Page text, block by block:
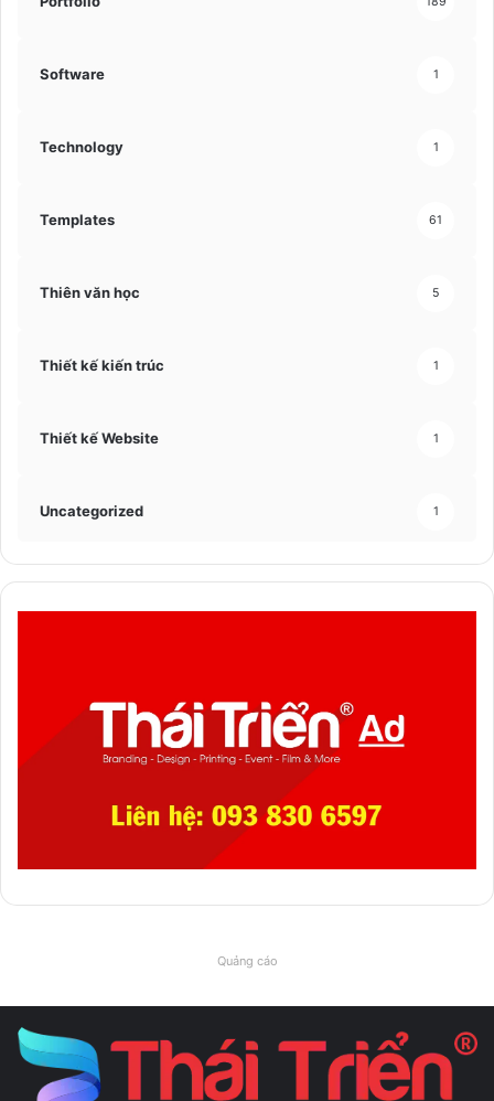
Software 1
Technology 1
Templates 61
Thiên văn học 5
Thiết kế kiến trúc 1
Thiết kế Website 1
Uncategorized 1
Quảng cáo